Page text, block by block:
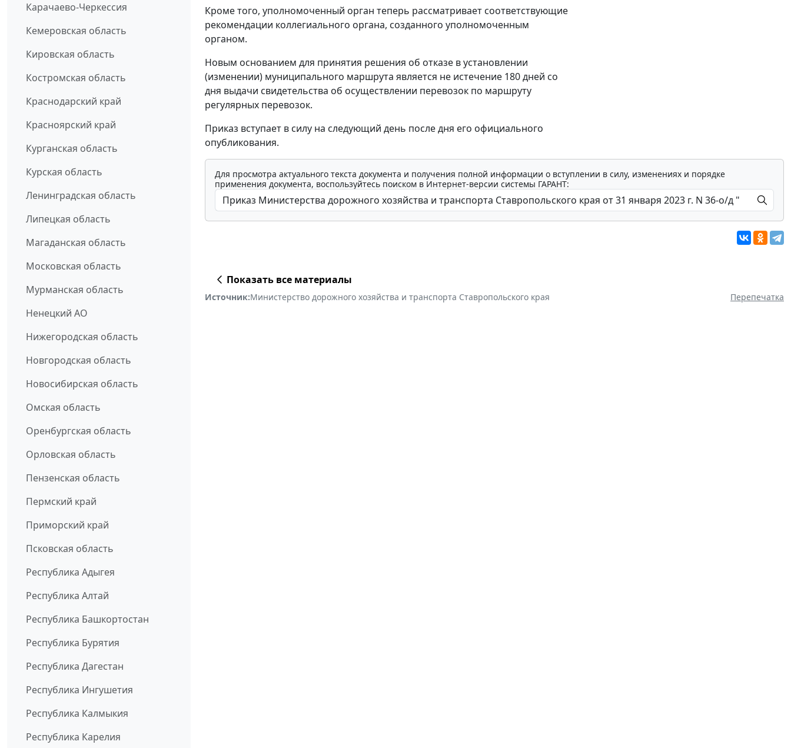
Карачаево-Черкессия
Кемеровская область
Кировская область
Костромская область
Краснодарский край
Красноярский край
Курганская область
Курская область
Ленинградская область
Липецкая область
Магаданская область
Московская область
Мурманская область
Ненецкий АО
Нижегородская область
Новгородская область
Новосибирская область
Омская область
Оренбургская область
Орловская область
Пензенская область
Пермский край
Приморский край
Псковская область
Республика Адыгея
Республика Алтай
Республика Башкортостан
Республика Бурятия
Республика Дагестан
Республика Ингушетия
Республика Калмыкия
Республика Карелия
Кроме того, уполномоченный орган теперь рассматривает соответствующие
рекомендации коллегиального органа, созданного уполномоченным
органом.
Новым основанием для принятия решения об отказе в установлении
(изменении) муниципального маршрута является не истечение 180 дней со
дня выдачи свидетельства об осуществлении перевозок по маршруту
регулярных перевозок.
Приказ вступает в силу на следующий день после дня его официального
опубликования.
Для просмотра актуального текста документа и получения полной информации о вступлении в силу, изменениях и порядке
применения документа, воспользуйтесь поиском в Интернет-версии системы ГАРАНТ:
Показать все материалы
Источник:Министерство дорожного хозяйства и транспорта Ставропольского края Перепечатка